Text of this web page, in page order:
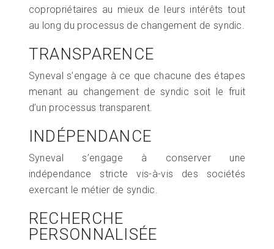
copropriétaires au mieux de leurs intérêts tout
au long du processus de changement de syndic.
TRANSPARENCE
Syneval s’engage à ce que chacune des étapes
menant au changement de syndic soit le fruit
d’un processus transparent.
INDÉPENDANCE
Syneval s’engage à conserver une
indépendance stricte vis-à-vis des sociétés
exercant le métier de syndic.
RECHERCHE
PERSONNALISÉE